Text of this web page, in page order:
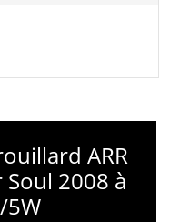
ARR
2008 à
5W